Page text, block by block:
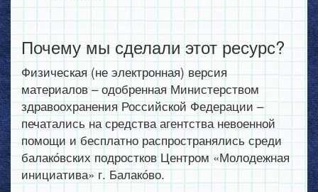
Почему мы сделали этот ресурс?
Физическая (не электронная) версия
материалов – одобренная Министерством
здравоохранения Российской Федерации –
печатались на средства агентства невоенной
помощи и бесплатно распространялись среди
балакóвских подростков Центром «Молодежная
инициатива» г. Балакóво.